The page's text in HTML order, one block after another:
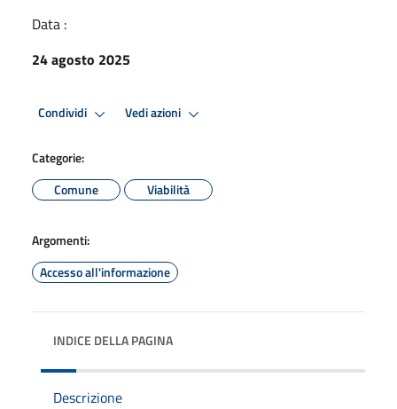
Data :
24 agosto 2025
Condividi Vedi azioni
Categorie:
Comune
Viabilità
Argomenti:
Accesso all'informazione
INDICE DELLA PAGINA
Descrizione